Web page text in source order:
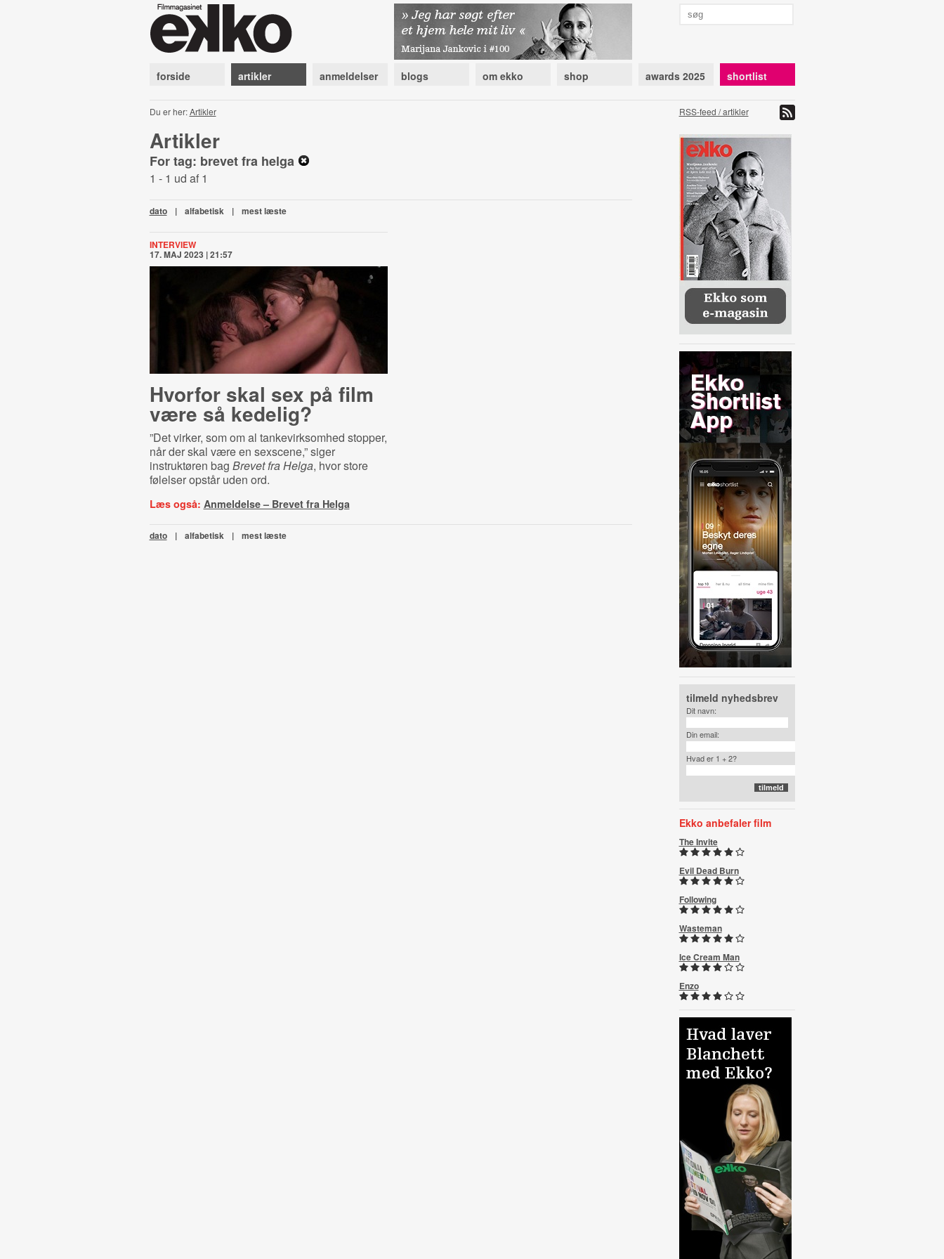
forside artikler anmeldelser blogs om ekko shop awards 2025 shortlist
Du er her:Artikler RSS-feed / artikler
Artikler
For tag: brevet fra helga
1 - 1 ud af 1
dato | alfabetisk | mest læste
INTERVIEW
17. MAJ 2023 | 21:57
Hvorfor skal sex på film
være så kedelig?
”Det virker, som om al tankevirksomhed stopper,
når der skal være en sexscene,” siger
instruktøren bag Brevet fra Helga, hvor store
følelser opstår uden ord.
Læs også: Anmeldelse – Brevet fra Helga
dato | alfabetisk | mest læste
tilmeld nyhedsbrev
Dit navn:
Din email:
Hvad er 1 + 2?
Ekko anbefaler film
The Invite
Evil Dead Burn
Following
Wasteman
Ice Cream Man
Enzo